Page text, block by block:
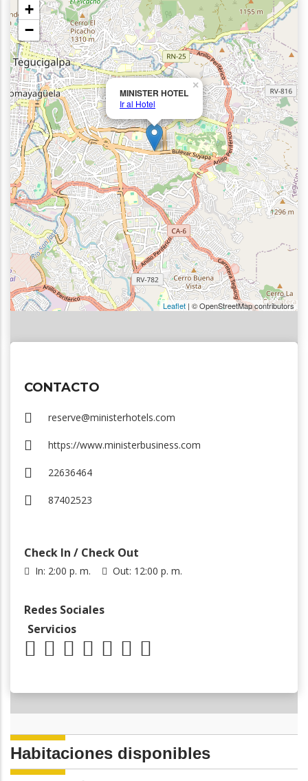
MINISTER HOTEL
Ir al Hotel
×
+
−
Leaflet | © OpenStreetMap contributors
CONTACTO
reserve@ministerhotels.com
https://www.ministerbusiness.com
22636464
87402523
Check In / Check Out
In: 2:00 p. m. Out: 12:00 p. m.
Redes Sociales
Servicios
Habitaciones disponibles